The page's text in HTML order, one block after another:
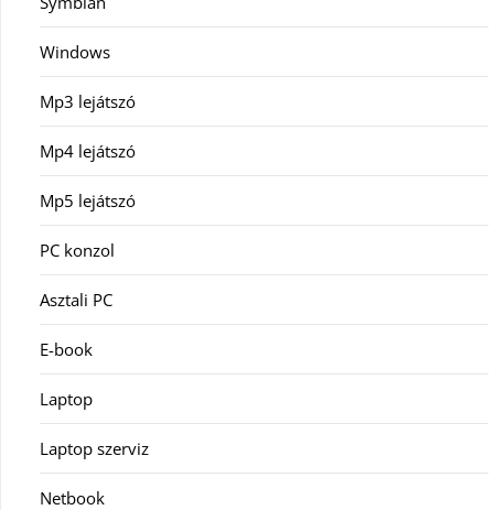
Windows
Mp3 lejátszó
Mp4 lejátszó
Mp5 lejátszó
PC konzol
Asztali PC
E-book
Laptop
Laptop szerviz
Netbook